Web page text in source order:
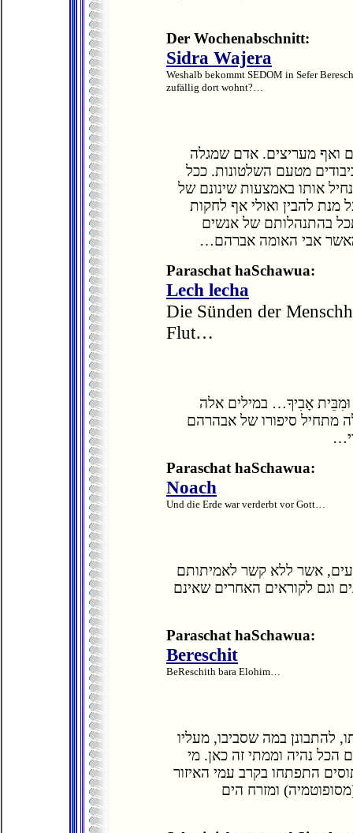
Der Wochenabschnitt:
Sidra Wajera
Weshalb bekommt SEDOM in Sefer
zufällig dort wohnt?…
ואף מעריצים. אדם שמגלה
מטעם השלטונות. ככל
אותו באמצעות שינונם של
מנת להבין ואולי אף לחקות
בהתנהלותם של אנשים
מאשר אבי האומה אברהם…
Paraschat haSchawua:
Lech lecha
Die Sünden der
Flut…
אָבִיךָ… במילים אלה
מתחיל סיפורו של אבהרהם
Paraschat haSchawua:
Noach
Und die Erde war verderbt vor Gott…
אשר ללא קשר לאמיתותם
וגם לקוראים האחרים שאינם
Paraschat haSchawua:
Bereschit
BeReschith bara Elohim…
להתבונן במה שסביבו, מעליו
הכל נהיה וממתי זה כאן. מי
ם התפתחו בקרב עמי האיזור
ומזרח הים